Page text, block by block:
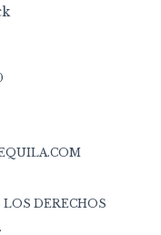
DERECHOS